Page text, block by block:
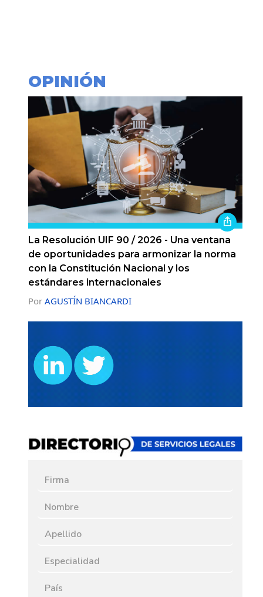
OPINIÓN
La Resolución UIF 90 / 2026 - Una ventana
de oportunidades para armonizar la norma
con la Constitución Nacional y los
estándares internacionales
Por AGUSTÍN BIANCARDI